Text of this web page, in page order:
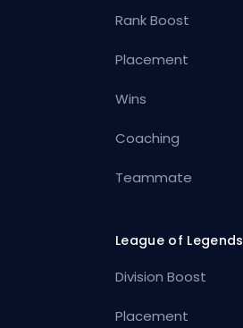
Rank Boost
Placement
Wins
Coaching
Teammate
League of Legends
Division Boost
Placement